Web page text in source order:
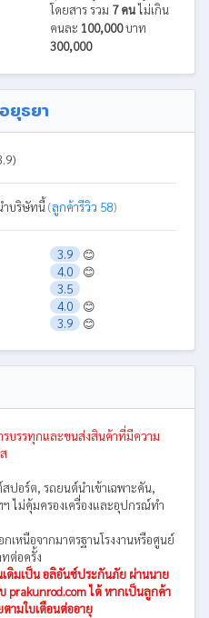
โดยสาร รวม 7 คนไม่เกิน
คนละ 100,000บาท
300,000
ยุธยา
บริษัทนี้(ลูกค้ารีวิว 58)
3.9 😊
4.0 😊
3.5
4.0 😊
3.9 😊
ารบรรทุกและขนส่งสินค้าที่มีความ
อร์ต, รถยนต์นําเข้าเฉพาะคัน,
ไม่คุ้มครองเครื่องและอุปกรณ์ทํา
เหนือจากมาตรฐานโรงงานหรือศูนย์
ต่อครั้ง
ดิมเป็น อลิอันซ์ประกันภัย ผ่านนาย
prakunrod.com ได้ หากเป็นลูกค้า
ตามใบเตือนต่ออายุ